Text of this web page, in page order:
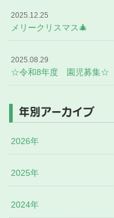
2025.12.25
メリークリスマス🎄
2025.08.29
☆令和8年度 園児募集☆
年別アーカイブ
2026年
2025年
2024年